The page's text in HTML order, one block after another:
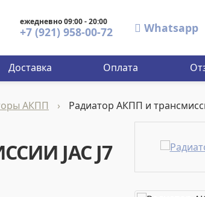
ежедневно 09:00 - 20:00
+7 (921) 958-00-72 Whatsapp
Доставка Оплата
АКПП ›
Радиатор АКПП и
JAC J7